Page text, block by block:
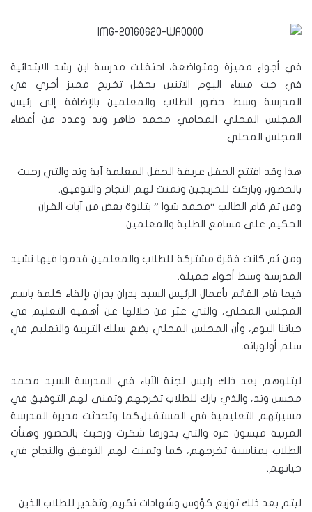
في أجواءِ مميزة ومتواضعة، احتفلت مدرسة ابن رشد الابتدائية
في جت مساء اليوم الاثنين بحفل تخريج مميز أجري في
المدرسة وسط حضور الطلاب والمعلمين بالإضافة إلى رئيس
المجلس المحلي المحامي محمد طاهر وتد وعدد من أعضاء
المجلس المحلي.
هذا وقد افتتح الحفل عريفة الحفل المعلمة آية وتد والتي رحبت
بالحضور، وباركت للخريجين وتمنت لهم النجاح والتوفيق.
ومن ثم قام الطالب “محمد شوا ” بتلاوة بعض من آيات القران
الحكيم على مسامع الطلبة والمعلمين.
ومن ثم كانت فقرة مشتركة للطلاب والمعلمين قدموا فيها نشيد
المدرسة وسط أجواء جميلة.
فيما قام القائم بأعمال الرئيس السيد بدران بدران بإلقاء كلمة باسم
المجلس المحلي، والتي عبّر من خلالها عن أهمية التعليم في
حياتنا اليوم، وأن المجلس المحلي يضع سلك التربية والتعليم في
سلم أولوياته.
ليتلوهم بعد ذلك رئيس لجنة الآباء في المدرسة السيد محمد
محسن وتد، والذي بارك للطلاب تخرجهم وتمنى لهم التوفيق في
مسيرتهم التعليمية في المستقبل.كما وتحدثت مديرة المدرسة
المربية ميسون غره والتي بدورها شكرت ورحبت بالحضور وهنأت
الطلاب بمناسبة تخرجهم، كما وتمنت لهم التوفيق والنجاح في
حياتهم.
ليتم بعد ذلك توزيع كؤوس وشهادات تكريم وتقدير للطلاب الذين